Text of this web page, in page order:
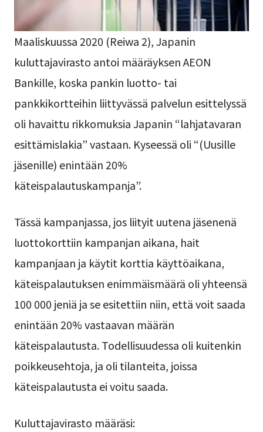
Maaliskuussa 2020 (Reiwa 2), Japanin
kuluttajavirasto antoi määräyksen AEON
Bankille, koska pankin luotto- tai
pankkikortteihin liittyvässä palvelun esittelyssä
oli havaittu rikkomuksia Japanin “lahjatavaran
esittämislakia” vastaan. Kyseessä oli “(Uusille
jäsenille) enintään 20%
käteispalautuskampanja”.
Tässä kampanjassa, jos liityit uutena jäsenenä
luottokorttiin kampanjan aikana, hait
kampanjaan ja käytit korttia käyttöaikana,
käteispalautuksen enimmäismäärä oli yhteensä
100 000 jeniä ja se esitettiin niin, että voit saada
enintään 20% vastaavan määrän
käteispalautusta. Todellisuudessa oli kuitenkin
poikkeusehtoja, ja oli tilanteita, joissa
käteispalautusta ei voitu saada.
Kuluttajavirasto määräsi: